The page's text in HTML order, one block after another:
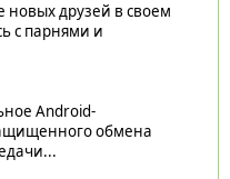
новых друзей в своем
с парнями и
Android-
обмена